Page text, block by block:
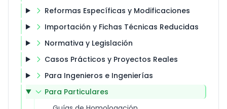
Reformas Específicas y Modificaciones
Importación y Fichas Técnicas Reducidas
Normativa y Legislación
Casos Prácticos y Proyectos Reales
Para Ingenieros e Ingenierías
Para Particulares